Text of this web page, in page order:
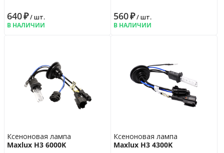
640₽/ шт.
В НАЛИЧИИ
560₽/ шт.
В НАЛИЧИИ
Ксеноновая лампа
Maxlux H3 6000K
Ксеноновая лампа
Maxlux H3 4300K